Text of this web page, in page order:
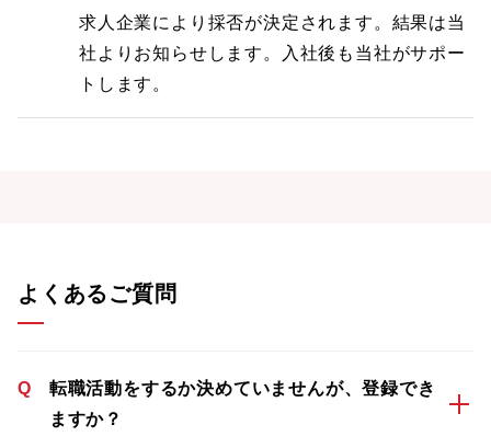
求人企業により採否が決定されます。結果は当
社よりお知らせします。入社後も当社がサポー
トします。
よくあるご質問
Q
転職活動をするか決めていませんが、登録でき
ますか？